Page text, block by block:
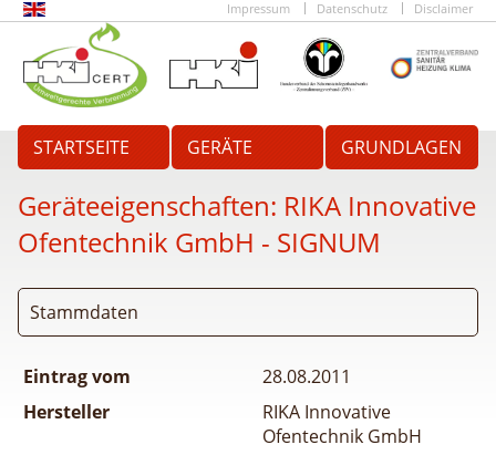
Impressum Datenschutz Disclaimer
STARTSEITE GERÄTE GRUNDLAGEN
Geräteeigenschaften: RIKA Innovative
Ofentechnik GmbH - SIGNUM
Stammdaten
Eintrag vom
28.08.2011
Hersteller
RIKA Innovative
Ofentechnik GmbH